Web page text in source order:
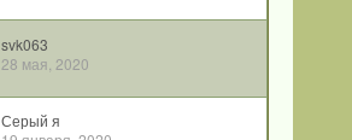
svk063
28 мая, 2020
Серый я